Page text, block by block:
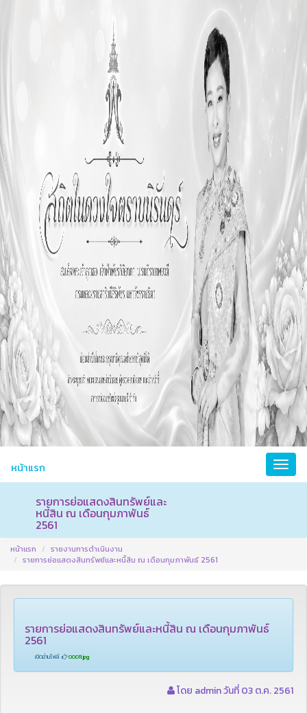
หน้าแรก
รายการย่อแสดงสินทรัพย์และ
หนี้สิน ณ เดือนกุมภาพันธ์
2561
หน้าแรก
รายงานการดำเนินงาน
รายการย่อแสดงสินทรัพย์และหนี้สิน ณ เดือนกุมภาพันธ์ 2561
รายการย่อแสดงสินทรัพย์และหนี้สิน ณ เดือนกุมภาพันธ์
2561
เปิดอ่านไฟล์ 00011.jpg
โดย admin วันที่ 03 ต.ค. 2561